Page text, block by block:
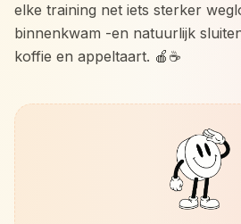
elke training net iets sterker
binnenkwam -en natuurlijk
koffie en appeltaart. 🍎☕